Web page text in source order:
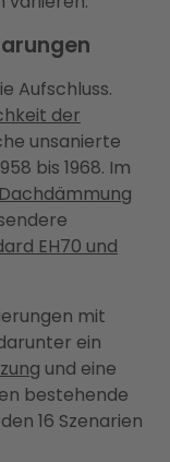
Aufschluss.
der
unsanierte
bis 1968. Im
Dachdämmung
EH70 und
mit
ein
und eine
bestehende
16 Szenarien